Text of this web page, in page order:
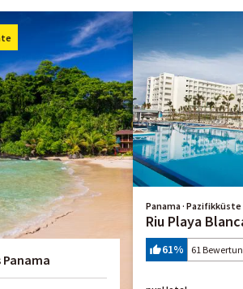
Panama · Pazifikküste
Riu Playa
61% 61